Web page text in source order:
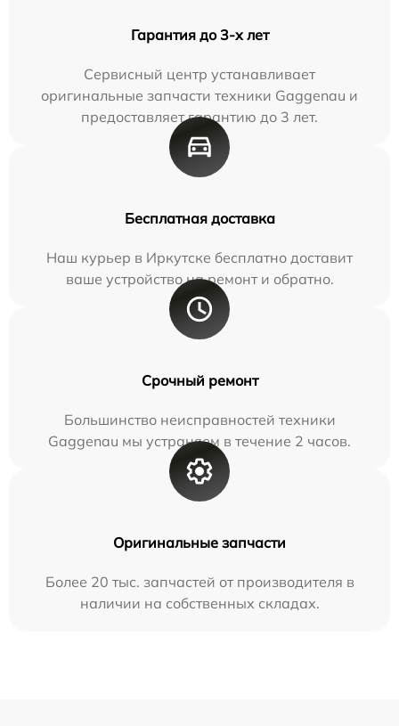
Гарантия до 3-х лет
Сервисный центр устанавливает
оригинальные запчасти техники Gaggenau и
предоставляет гарантию до 3 лет.
Бесплатная доставка
Наш курьер в Иркутске бесплатно доставит
ваше устройство на ремонт и обратно.
Срочный ремонт
Большинство неисправностей техники
Gaggenau мы устраняем в течение 2 часов.
Оригинальные запчасти
Более 20 тыс. запчастей от производителя в
наличии на собственных складах.